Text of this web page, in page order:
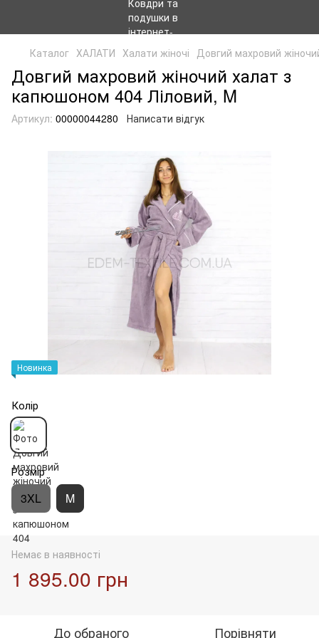
Каталог ХАЛАТИ Халати жіночі Довгий махровий
Довгий махровий жіночий халат з
капюшоном 404 Ліловий, M
Артикул: 00000044280 Написати відгук
Новинка
Колір
Розмір
3XL M
Немає в наявності
1 895.00 грн
До обраного Порівняти